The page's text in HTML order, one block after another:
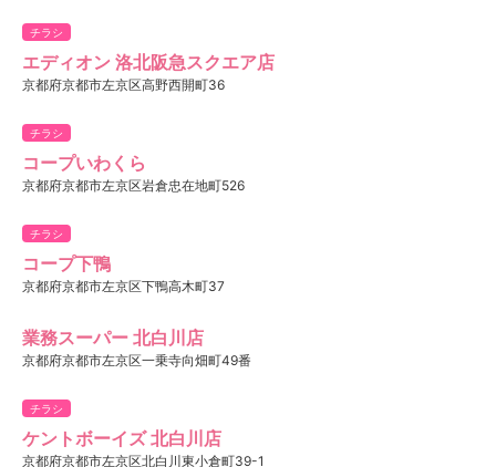
チラシ
エディオン 洛北阪急スクエア店
京都府京都市左京区高野西開町36
チラシ
コープいわくら
京都府京都市左京区岩倉忠在地町526
チラシ
コープ下鴨
京都府京都市左京区下鴨高木町37
業務スーパー 北白川店
京都府京都市左京区一乗寺向畑町49番
チラシ
ケントボーイズ 北白川店
京都府京都市左京区北白川東小倉町39-1